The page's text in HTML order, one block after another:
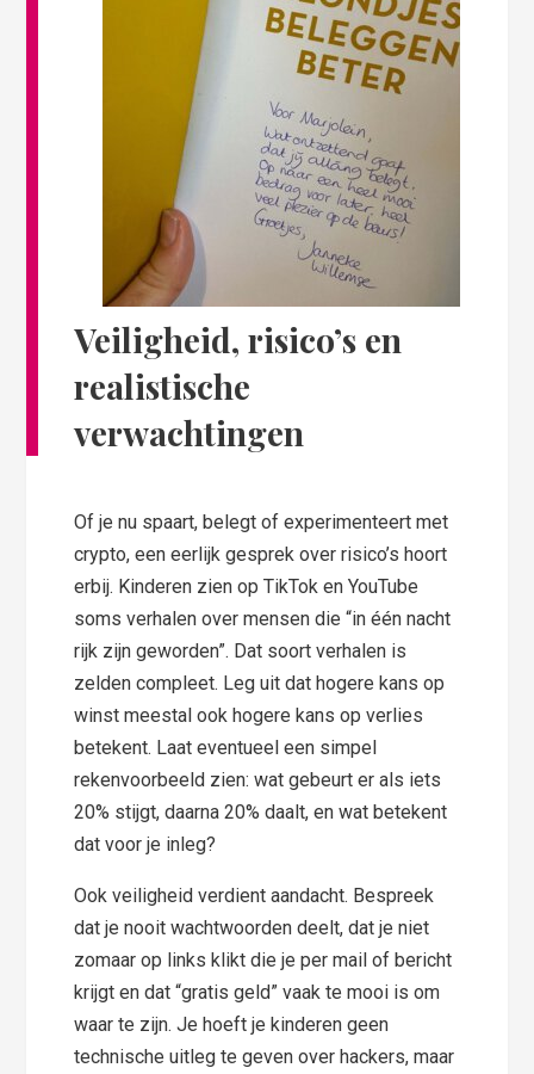
Veiligheid, risico’s en
realistische
verwachtingen
Of je nu spaart, belegt of experimenteert met
crypto, een eerlijk gesprek over risico’s hoort
erbij. Kinderen zien op TikTok en YouTube
soms verhalen over mensen die “in één nacht
rijk zijn geworden”. Dat soort verhalen is
zelden compleet. Leg uit dat hogere kans op
winst meestal ook hogere kans op verlies
betekent. Laat eventueel een simpel
rekenvoorbeeld zien: wat gebeurt er als iets
20% stijgt, daarna 20% daalt, en wat betekent
dat voor je inleg?
Ook veiligheid verdient aandacht. Bespreek
dat je nooit wachtwoorden deelt, dat je niet
zomaar op links klikt die je per mail of bericht
krijgt en dat “gratis geld” vaak te mooi is om
waar te zijn. Je hoeft je kinderen geen
technische uitleg te geven over hackers, maar